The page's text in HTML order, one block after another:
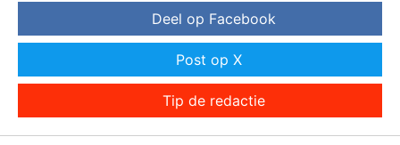
Deel op Facebook
Post op X
Tip de redactie